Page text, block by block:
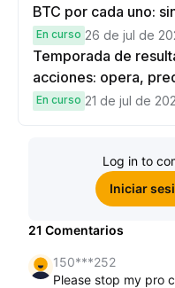
BTC por cada uno:
En curso 26 de jul de
Temporada de
acciones: opera,
una Cybertruck.
En curso 21 de jul de
Log in to
Iniciar
21 Comentarios
150***252
Please stop my pro